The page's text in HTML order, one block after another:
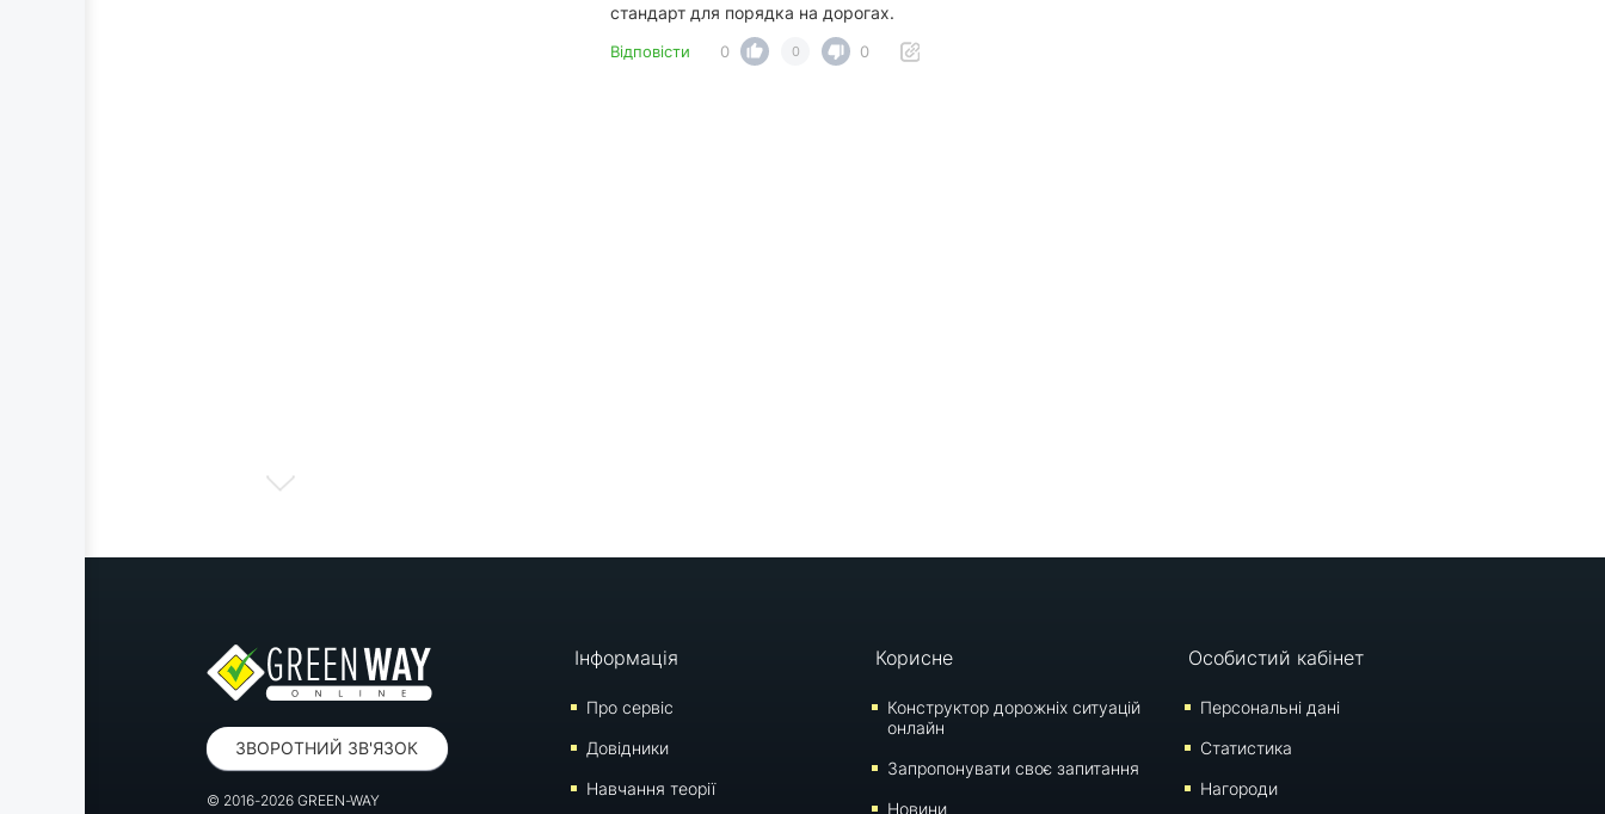
стандарт для порядка на дорогах.
Відповісти 0 0 0
ЗВОРОТНИЙ ЗВ'ЯЗОК
© 2016-2026 GREEN-WAY
Інформація
Про сервіс
Довідники
Навчання теорії
Корисне
Конструктор дорожніх ситуацій
онлайн
Запропонувати своє запитання
Новини
Особистий кабінет
Персональні дані
Статистика
Нагороди